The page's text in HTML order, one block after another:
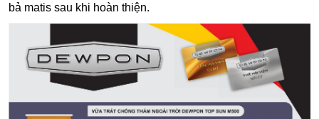
bả matis sau khi hoàn thiện.